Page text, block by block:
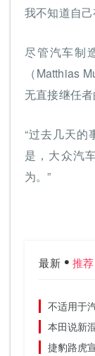
我不知道自己
尽管汽车制
（Matthias
无直接继任者
“过去几天的
是，大众汽
为。”
最新 推荐
不适用于
本田说新
捷豹路虎